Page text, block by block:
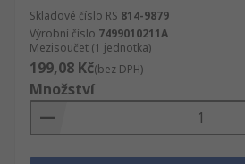
Skladové číslo RS 814-9879
Výrobní číslo 7499010211A
Mezisoučet (1 jednotka)
199,08 Kč(bez DPH)
Množství